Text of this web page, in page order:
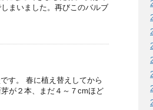
まいました。再びこのバルブ
す。 春に植え替えしてから
が２本、まだ４～７cmほど